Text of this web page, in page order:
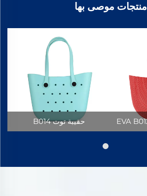
منتجات موصى بها
حقيبة توت B014